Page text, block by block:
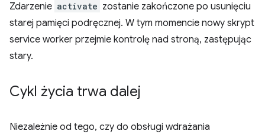
Zdarzenie activate zostanie zakończone po usunięciu
starej pamięci podręcznej. W tym momencie nowy skrypt
service worker przejmie kontrolę nad stroną, zastępując
stary.
Cykl życia trwa dalej
Niezależnie od tego, czy do obsługi wdrażania